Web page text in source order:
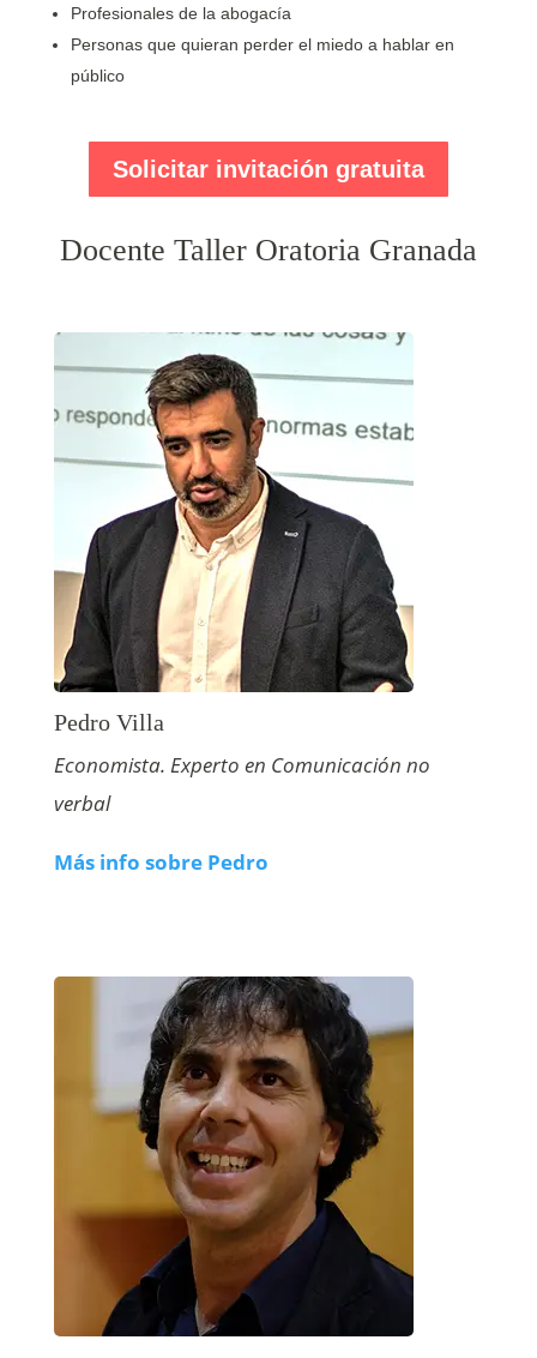
Profesionales de la abogacía
Personas que quieran perder el miedo a hablar en
público
Solicitar invitación gratuita
Docente Taller Oratoria Granada
Pedro Villa
Economista. Experto en Comunicación no
verbal
Más info sobre Pedro